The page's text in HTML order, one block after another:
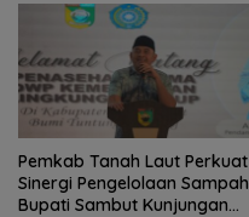
Pemkab Tanah Laut Perkuat
Sinergi Pengelolaan
Bupati Sambut Kunjungan